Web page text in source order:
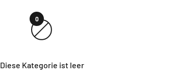
0
Diese Kategorie ist leer